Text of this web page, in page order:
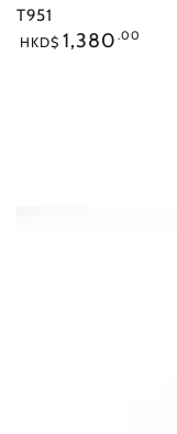
販：
T951
正
HKD$ 1,380 .00